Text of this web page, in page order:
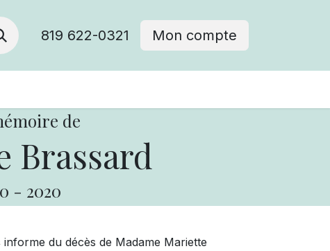
819 622-0321 Mon compte
de
Brassard
- 2020
du décès de Madame Mariette